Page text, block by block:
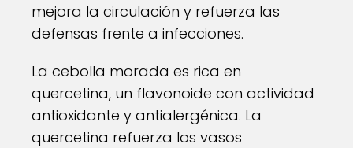
mejora la circulación y refuerza las
defensas frente a infecciones.
La cebolla morada es rica en
quercetina, un flavonoide con actividad
antioxidante y antialergénica. La
quercetina refuerza los vasos